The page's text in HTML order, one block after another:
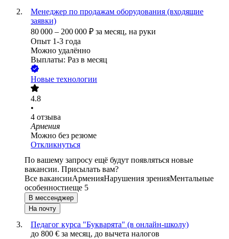
Менеджер по продажам оборудования (входящие
заявки)
80 000 – 200 000 ₽ за месяц, на руки
Опыт 1-3 года
Можно удалённо
Выплаты: Раз в месяц
Новые технологии
4.8
•
4 отзыва
Армения
Можно без резюме
Откликнуться
По вашему запросу ещё будут появляться новые
вакансии. Присылать вам?
Все вакансииАрменияНарушения зренияМентальные
особенностиеще 5
В мессенджер
На почту
Педагог курса "Букварята" (в онлайн-школу)
до 800 € за месяц, до вычета налогов